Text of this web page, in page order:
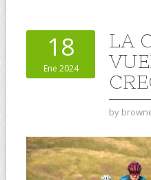
18
Ene 2024
LA
by